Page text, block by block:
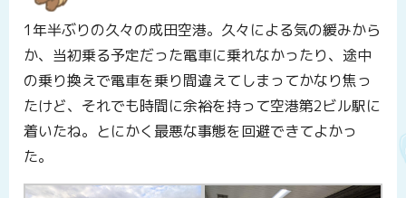
1年半ぶりの久々の成田空港。久々による気の緩みから
か、当初乗る予定だった電車に乗れなかったり、途中
の乗り換えで電車を乗り間違えてしまってかなり焦っ
たけど、それでも時間に余裕を持って空港第2ビル駅に
着いたね。とにかく最悪な事態を回避できてよかっ
た。